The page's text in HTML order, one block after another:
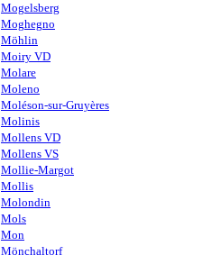
Mogelsberg
Moghegno
Möhlin
Moiry VD
Molare
Moleno
Moléson-sur-Gruyères
Molinis
Mollens VD
Mollens VS
Mollie-Margot
Mollis
Molondin
Mols
Mon
Mönchaltorf